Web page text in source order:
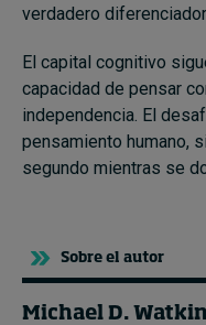
verdadero
El capital cognitivo
capacidad de pensar
independencia. El
pensamiento humano,
segundo mientras se
Sobre el autor
Michael D.